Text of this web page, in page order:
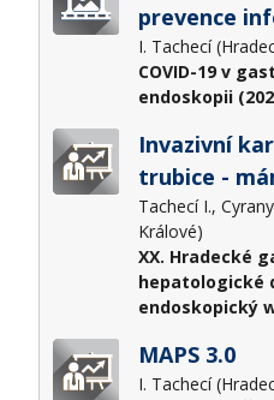
prevence
I. Tachecí
COVID-19 v
endoskopii
Invazivní
trubice -
Tachecí I.,
Králové)
XX. Hradecké
hepatologické
endoskopický
MAPS 3.0
I. Tachecí